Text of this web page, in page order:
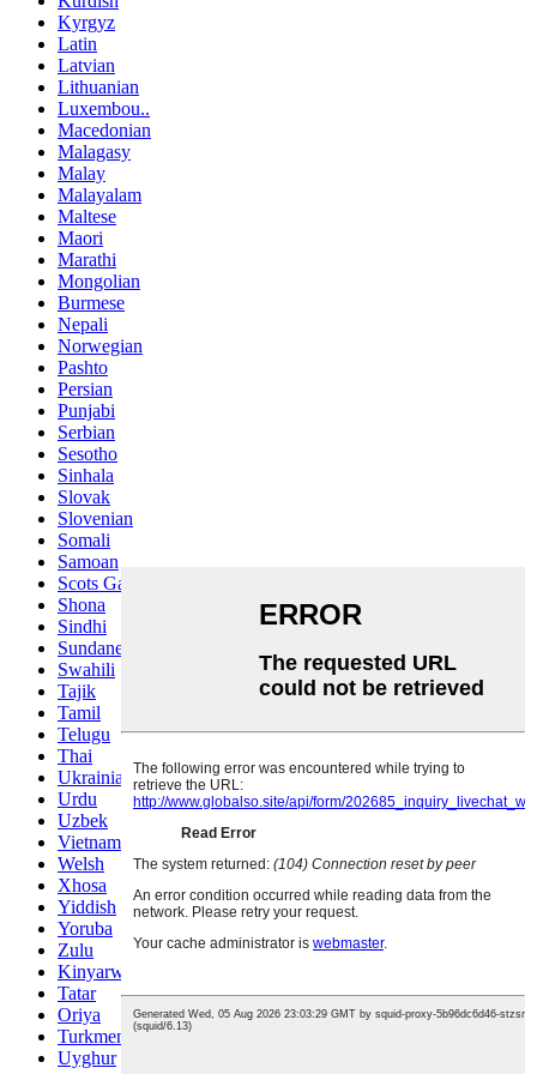
Kyrgyz
Latin
Latvian
Lithuanian
Luxembou..
Macedonian
Malagasy
Malay
Malayalam
Maltese
Maori
Marathi
Mongolian
Burmese
Nepali
Norwegian
Pashto
Persian
Punjabi
Serbian
Sesotho
Sinhala
Slovak
Slovenian
Somali
Samoan
Scots Gaelic
Shona
Sindhi
Sundanese
Swahili
Tajik
Tamil
Telugu
Thai
Ukrainian
Urdu
Uzbek
Vietnamese
Welsh
Xhosa
Yiddish
Yoruba
Zulu
Kinyarwanda
Tatar
Oriya
Turkmen
Uyghur